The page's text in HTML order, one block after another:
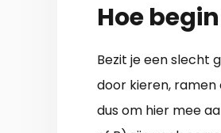
Hoe
Bezit je een slecht
door kieren, ramen
dus om hier mee